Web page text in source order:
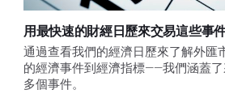
用最快速的財經日歷來交易這些事
通過查看我們的經濟日歷來了解外
的經濟事件到經濟指標——我們涵蓋
多個事件。